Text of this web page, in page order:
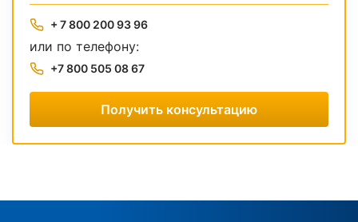
+ 7 800 200 93 96
или по телефону:
+7 800 505 08 67
Получить консультацию